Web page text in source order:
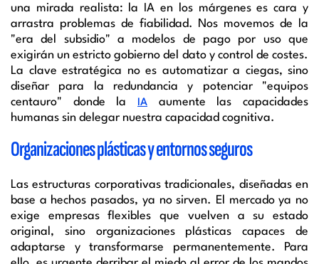
una mirada realista: la IA en los márgenes es cara y
arrastra problemas de fiabilidad. Nos movemos de la
"era del subsidio" a modelos de pago por uso que
exigirán un estricto gobierno del dato y control de costes.
La clave estratégica no es automatizar a ciegas, sino
diseñar para la redundancia y potenciar "equipos
centauro" donde la
IA aumente las capacidades
humanas sin delegar nuestra capacidad cognitiva.
Organizaciones plásticas y entornos seguros
Las estructuras corporativas tradicionales, diseñadas en
base a hechos pasados, ya no sirven. El mercado ya no
exige empresas flexibles que vuelven a su estado
original, sino organizaciones plásticas capaces de
adaptarse y transformarse permanentemente. Para